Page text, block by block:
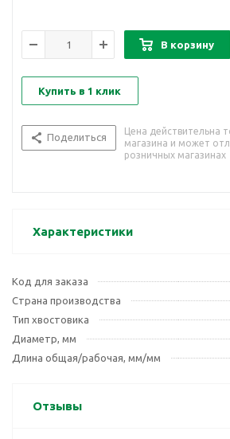
В корзину
Купить в 1 клик
Поделиться
Цена действительна
магазина и может
розничных магазинах
Характеристики
Код для заказа
Страна производства
Тип хвостовика
Диаметр, мм
Длина общая/рабочая, мм/мм
Отзывы